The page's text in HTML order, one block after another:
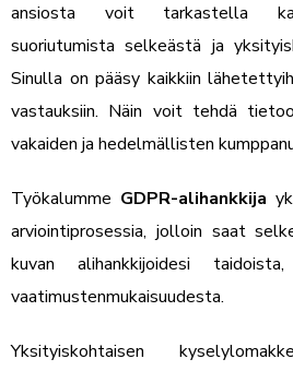
ansiosta voit tarkastella
suoriutumista selkeästä ja
Sinulla on pääsy kaikkiin
vastauksiin. Näin voit tehdä
vakaiden ja hedelmällisten
Työkalumme GDPR-alihankkija
arviointiprosessia, jolloin saat
kuvan alihankkijoidesi
vaatimustenmukaisuudesta.
Yksityiskohtaisen